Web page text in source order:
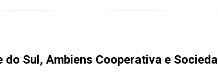
Nacional de São Joaquim
Sul, Ambiens Cooperativa e